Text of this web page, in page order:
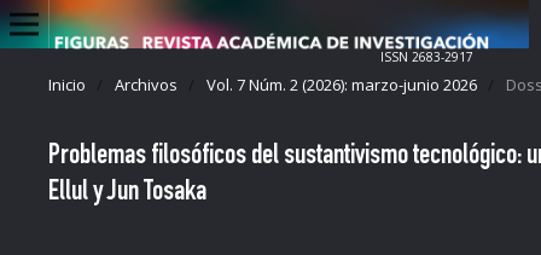
ISSN 2683-2917
Inicio / Archivos / Vol. 7 Núm. 2 (2026): marzo-junio 2026 /
Problemas filosóficos del sustantivismo tecnológico:
Ellul y Jun Tosaka